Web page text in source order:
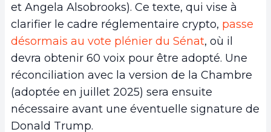
et Angela Alsobrooks). Ce texte, qui vise à
clarifier le cadre réglementaire crypto, passe
désormais au vote plénier du Sénat, où il
devra obtenir 60 voix pour être adopté. Une
réconciliation avec la version de la Chambre
(adoptée en juillet 2025) sera ensuite
nécessaire avant une éventuelle signature de
Donald Trump.